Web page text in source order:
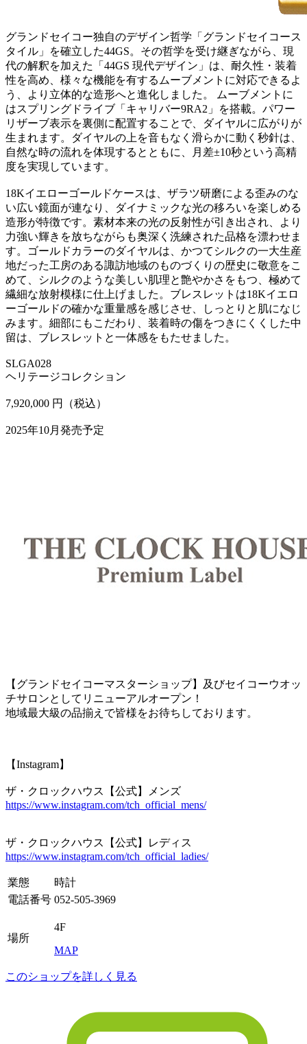
グランドセイコー独自のデザイン哲学「グランドセイコース
タイル」を確立した44GS。その哲学を受け継ぎながら、現
代の解釈を加えた「44GS 現代デザイン」は、耐久性・装着
性を高め、様々な機能を有するムーブメントに対応できるよ
う、より立体的な造形へと進化しました。 ムーブメントに
はスプリングドライブ「キャリバー9RA2」を搭載。パワー
リザーブ表示を裏側に配置することで、ダイヤルに広がりが
生まれます。ダイヤルの上を音もなく滑らかに動く秒針は、
自然な時の流れを体現するとともに、月差±10秒という高精
度を実現しています。
18Kイエローゴールドケースは、ザラツ研磨による歪みのな
い広い鏡面が連なり、ダイナミックな光の移ろいを楽しめる
造形が特徴です。素材本来の光の反射性が引き出され、より
力強い輝きを放ちながらも奥深く洗練された品格を漂わせま
す。ゴールドカラーのダイヤルは、かつてシルクの一大生産
地だった工房のある諏訪地域のものづくりの歴史に敬意をこ
めて、シルクのような美しい肌理と艶やかさをもつ、極めて
繊細な放射模様に仕上げました。ブレスレットは18Kイエロ
ーゴールドの確かな重量感を感じさせ、しっとりと肌になじ
みます。細部にもこだわり、装着時の傷をつきにくくした中
留は、ブレスレットと一体感をもたせました。
SLGA028
ヘリテージコレクション
7,920,000 円（税込）
2025年10月発売予定
【グランドセイコーマスターショップ】及びセイコーウオッ
チサロンとしてリニューアルオープン！
地域最大級の品揃えで皆様をお待ちしております。
【Instagram】
ザ・クロックハウス【公式】メンズ
https://www.instagram.com/tch_official_mens/
ザ・クロックハウス【公式】レディス
https://www.instagram.com/tch_official_ladies/
業態
時計
電話番号 052-505-3969
場所
4F
MAP
このショップを詳しく見る